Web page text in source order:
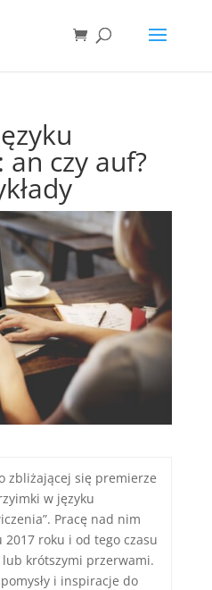
czy auf?
zbliżającej się premierze
w języku
Pracę nad nim
2017 roku i od tego czasu
lub krótszymi przerwami.
i inspiracje do